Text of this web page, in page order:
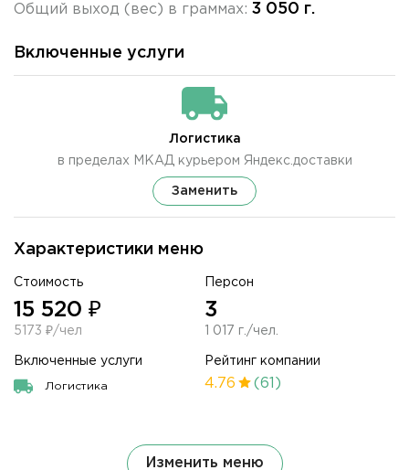
Характеристики меню
Стоимость
15 520 ₽
5173 ₽/чел
Персон
3
1 017 г./чел.
Включенные услуги
Логистика
Рейтинг компании
4.76 (61)
Общий выход (вес) в граммах: 3 050 г.
Изменить меню
Включенные услуги
Логистика
в пределах МКАД курьером Яндекс.доставки
Заменить